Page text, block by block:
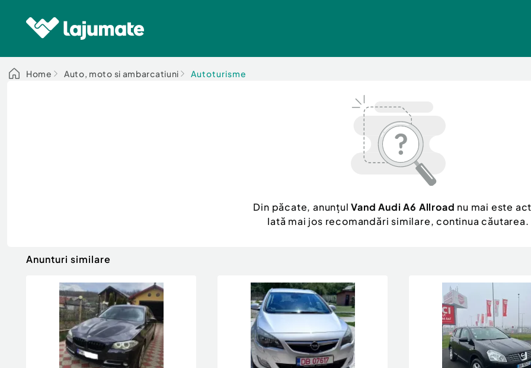
Home Auto, moto si ambarcatiuni Autoturisme
Din păcate, anunțulVand Audi A6 Allroad nu mai este
Iată mai jos recomandări similare, continua căutarea.
Anunturi similare